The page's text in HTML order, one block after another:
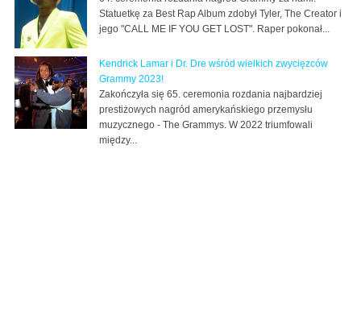
Statuetkę za Best Rap Album zdobył Tyler, The Creator i
jego "CALL ME IF YOU GET LOST". Raper pokonał...
Kendrick Lamar i Dr. Dre wśród wielkich zwycięzców
Grammy 2023!
Zakończyła się 65. ceremonia rozdania najbardziej
prestiżowych nagród amerykańskiego przemysłu
muzycznego - The Grammys. W 2022 triumfowali
między...